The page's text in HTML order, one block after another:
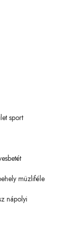
sport
müzliféle
nápolyi